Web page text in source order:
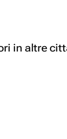
in altre